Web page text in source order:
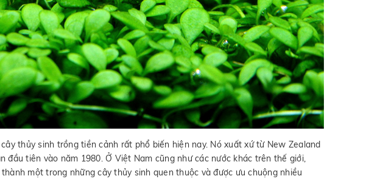
thủy sinh trồng tiền cảnh rất phổ biến hiện nay. Nó xuất xứ từ New Zealand
đầu tiên vào năm 1980. Ở Việt Nam cũng như các nước khác trên thế giới,
một trong những cây thủy sinh quen thuộc và được ưu chuộng nhiều